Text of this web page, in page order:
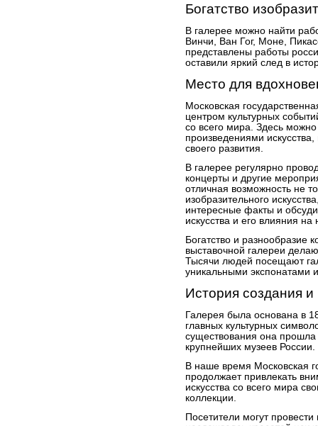
Богатство
В галерее можно найти
Винчи, Ван Гог, Моне,
представлены работы
оставили яркий след в
Место для
Московская
центром культурных
со всего мира. Здесь
произведениями
своего развития.
В галерее регулярно
концерты и другие
отличная возможность не
изобразительного
интересные факты и
искусства и его влияния
Богатство и разнообразие
выставочной галереи
Тысячи людей посещают
уникальными экспонатами
История создания и
Галерея была основана в
главных культурных
существования она прошла
крупнейших музеев России.
В наше время Московская
продолжает привлекать
искусства со всего мира
коллекции.
Посетители могут